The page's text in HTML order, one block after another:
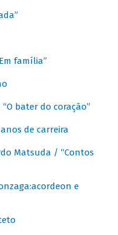
família”
bater do coração”
de carreira
Matsuda / “Contos
e